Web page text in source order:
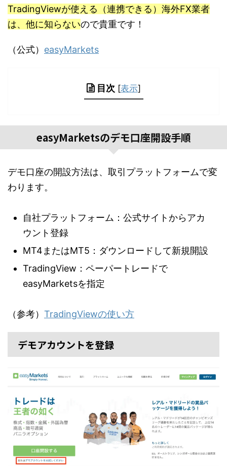
TradingViewが使える（連携できる）海外FX業者
は、他に知らないので貴重です！
（公式） easyMarkets
目次 [表示]
easyMarketsのデモ口座開設手順
デモ口座の開設方法は、取引プラットフォームで変
わります。
自社プラットフォーム：公式サイトからアカ
ウント登録
MT4またはMT5：ダウンロードして新規開設
TradingView：ペーパートレードで
easyMarketsを指定
（参考） TradingViewの使い方
デモアカウントを登録